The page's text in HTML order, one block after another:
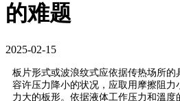
的难题
2025-02-15
板片形式或波浪纹式应依据传热场所
容许压力降小的状况，应取用摩擦阻力
力大的板形。依据液体工作压力和溫度